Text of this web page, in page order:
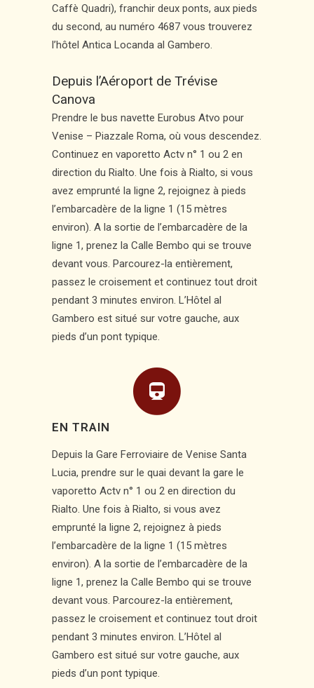
Caffè Quadri), franchir deux ponts, aux pieds
du second, au numéro 4687 vous trouverez
l’hôtel Antica Locanda al Gambero.
Depuis l’Aéroport de Trévise
Canova
Prendre le bus navette Eurobus Atvo pour
Venise – Piazzale Roma, où vous descendez.
Continuez en vaporetto Actv n° 1 ou 2 en
direction du Rialto. Une fois à Rialto, si vous
avez emprunté la ligne 2, rejoignez à pieds
l’embarcadère de la ligne 1 (15 mètres
environ). A la sortie de l’embarcadère de la
ligne 1, prenez la Calle Bembo qui se trouve
devant vous. Parcourez-la entièrement,
passez le croisement et continuez tout droit
pendant 3 minutes environ. L’Hôtel al
Gambero est situé sur votre gauche, aux
pieds d’un pont typique.
EN TRAIN
Depuis la Gare Ferroviaire de Venise Santa
Lucia, prendre sur le quai devant la gare le
vaporetto Actv n° 1 ou 2 en direction du
Rialto. Une fois à Rialto, si vous avez
emprunté la ligne 2, rejoignez à pieds
l’embarcadère de la ligne 1 (15 mètres
environ). A la sortie de l’embarcadère de la
ligne 1, prenez la Calle Bembo qui se trouve
devant vous. Parcourez-la entièrement,
passez le croisement et continuez tout droit
pendant 3 minutes environ. L’Hôtel al
Gambero est situé sur votre gauche, aux
pieds d’un pont typique.